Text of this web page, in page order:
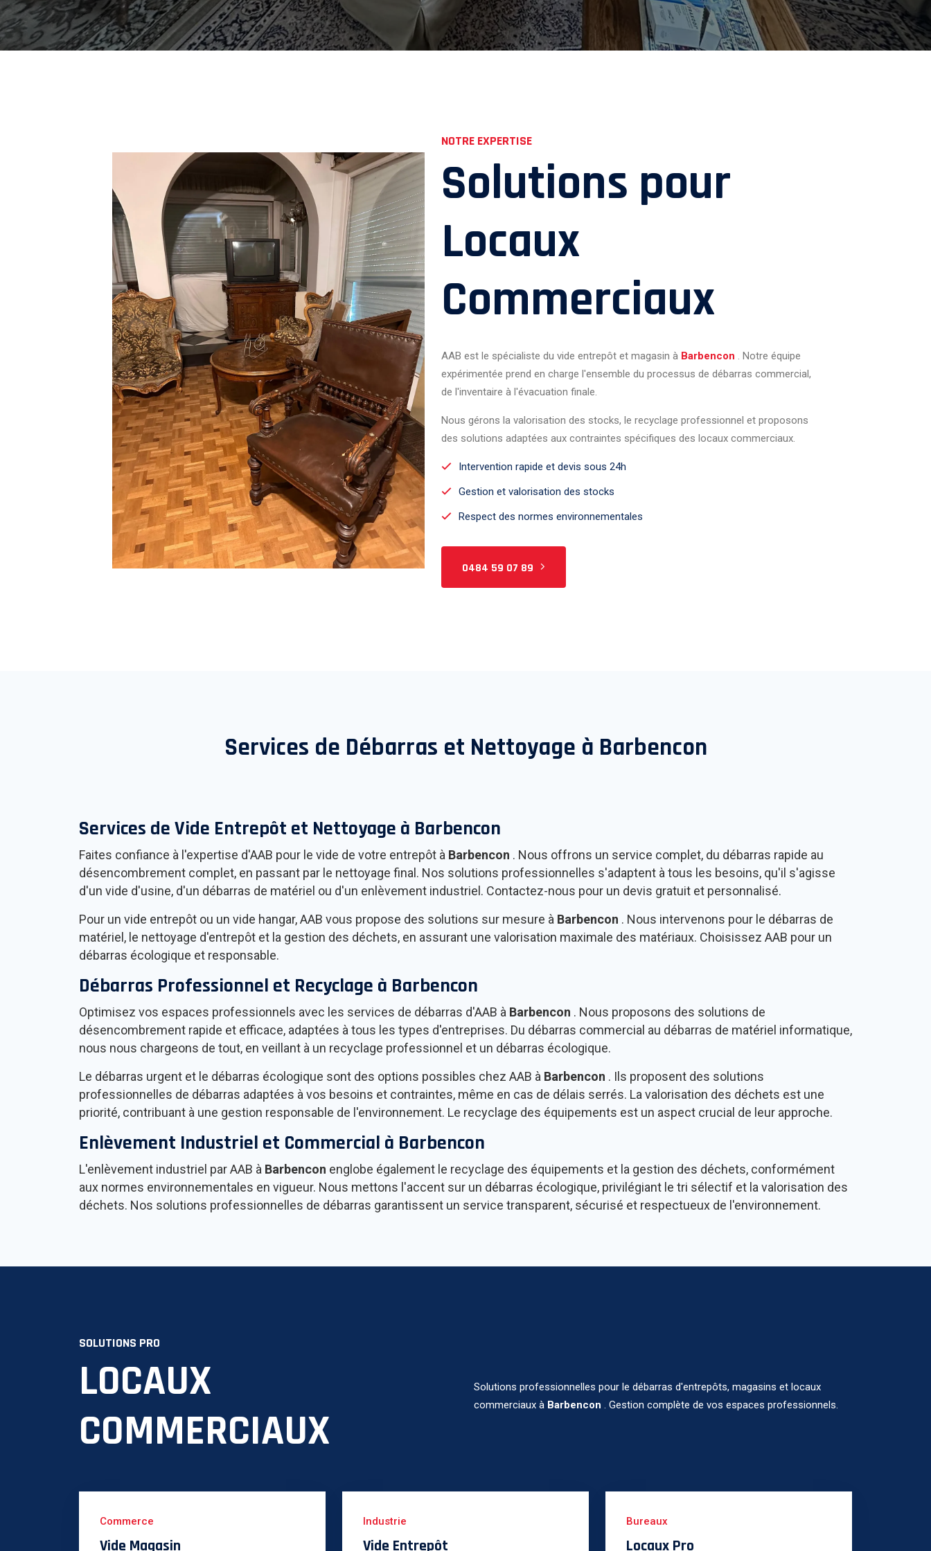
NOTRE EXPERTISE
Solutions pour
Locaux
Commerciaux
AAB est le spécialiste du vide entrepôt et magasin à Barbencon . Notre équipe
expérimentée prend en charge l'ensemble du processus de débarras commercial,
de l'inventaire à l'évacuation finale.
Nous gérons la valorisation des stocks, le recyclage professionnel et proposons
des solutions adaptées aux contraintes spécifiques des locaux commerciaux.
Intervention rapide et devis sous 24h
Gestion et valorisation des stocks
Respect des normes environnementales
0484 59 07 89
Services de Débarras et Nettoyage à Barbencon
Services de Vide Entrepôt et Nettoyage à Barbencon
Faites confiance à l'expertise d'AAB pour le vide de votre entrepôt à Barbencon . Nous offrons un service complet, du débarras rapide au
désencombrement complet, en passant par le nettoyage final. Nos solutions professionnelles s'adaptent à tous les besoins, qu'il s'agisse
d'un vide d'usine, d'un débarras de matériel ou d'un enlèvement industriel. Contactez-nous pour un devis gratuit et personnalisé.
Pour un vide entrepôt ou un vide hangar, AAB vous propose des solutions sur mesure à Barbencon . Nous intervenons pour le débarras de
matériel, le nettoyage d'entrepôt et la gestion des déchets, en assurant une valorisation maximale des matériaux. Choisissez AAB pour un
débarras écologique et responsable.
Débarras Professionnel et Recyclage à Barbencon
Optimisez vos espaces professionnels avec les services de débarras d'AAB à Barbencon . Nous proposons des solutions de
désencombrement rapide et efficace, adaptées à tous les types d'entreprises. Du débarras commercial au débarras de matériel informatique,
nous nous chargeons de tout, en veillant à un recyclage professionnel et un débarras écologique.
Le débarras urgent et le débarras écologique sont des options possibles chez AAB à Barbencon . Ils proposent des solutions
professionnelles de débarras adaptées à vos besoins et contraintes, même en cas de délais serrés. La valorisation des déchets est une
priorité, contribuant à une gestion responsable de l'environnement. Le recyclage des équipements est un aspect crucial de leur approche.
Enlèvement Industriel et Commercial à Barbencon
L'enlèvement industriel par AAB à Barbencon englobe également le recyclage des équipements et la gestion des déchets, conformément
aux normes environnementales en vigueur. Nous mettons l'accent sur un débarras écologique, privilégiant le tri sélectif et la valorisation des
déchets. Nos solutions professionnelles de débarras garantissent un service transparent, sécurisé et respectueux de l'environnement.
SOLUTIONS PRO
LOCAUX
COMMERCIAUX
Solutions professionnelles pour le débarras d'entrepôts, magasins et locaux
commerciaux à Barbencon . Gestion complète de vos espaces professionnels.
Commerce
Vide Magasin
Industrie
Vide Entrepôt
Bureaux
Locaux Pro